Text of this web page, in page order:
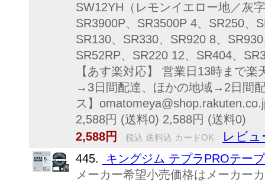
SW12YH（レモンイエロー地／灰
SR3900P、SR3500P 4、SR250、
SR130、SR330、SR920 8、
SR52RP、SR220 12、SR404、
【あす楽対応】 営業日13時まで
→3日間配達、ほかの地域→2日間
ス】
2,588円 (送料0) 2,588円 (送料0)
2,588円
税込 送料込 カードOK レビュ
445.
キングジム テプラPROテー
メーカー希望小売価格はメーカ